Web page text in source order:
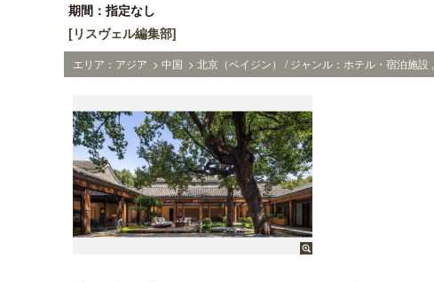
期間：指定なし
[リスヴェル編集部]
エリア：アジア > 中国 > 北京（ベイジン） / ジャンル：ホテル・宿泊施設 ,